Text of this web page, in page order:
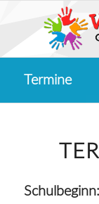
Termine
Schulbeginn: